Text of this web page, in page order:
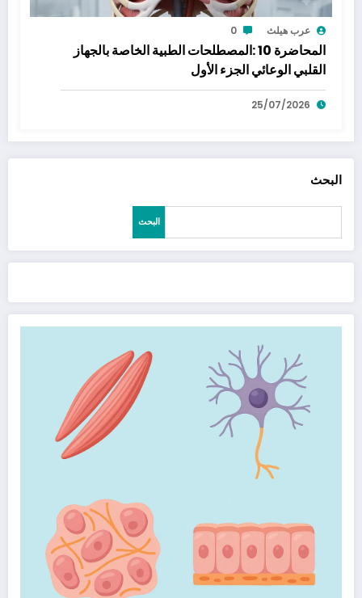
عرب هيلث 0
المحاضرة 10 :المصطلحات الطبية الخاصة بالجهاز
القلبي الوعائي الجزء الأول
25/07/2026
البحث
البحث